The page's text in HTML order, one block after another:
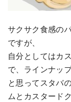
サクサク食感の
ですが、
自分としてはカ
で、ラインナッ
と思ってスタバ
ムとカスタード